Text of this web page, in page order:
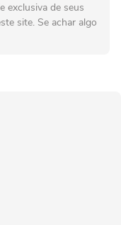
exclusiva de seus
site. Se achar algo